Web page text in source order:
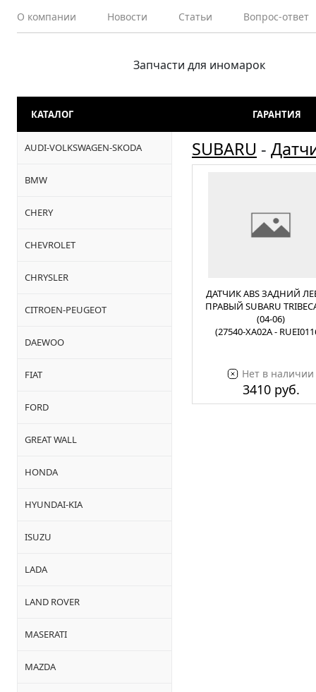
О компании Новости Статьи Вопрос-ответ
Запчасти для иномарок
КАТАЛОГ ГАРАНТИЯ
AUDI-VOLKSWAGEN-SKODA
BMW
CHERY
CHEVROLET
CHRYSLER
CITROEN-PEUGEOT
DAEWOO
FIAT
FORD
GREAT WALL
HONDA
HYUNDAI-KIA
ISUZU
LADA
LAND ROVER
MASERATI
MAZDA
SUBARU -
ДАТЧИК ABS ЗАДНИЙ
ПРАВЫЙ SUBARU
(04-06)
(27540-XA02A -
Нет в наличии
3410 руб.